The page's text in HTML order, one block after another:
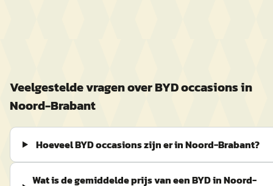
Veelgestelde vragen overBYDoccasions in
Noord-Brabant
Hoeveel BYD occasions zijn er in Noord-Brabant?
Wat is de gemiddelde prijs van een BYD in Noord-